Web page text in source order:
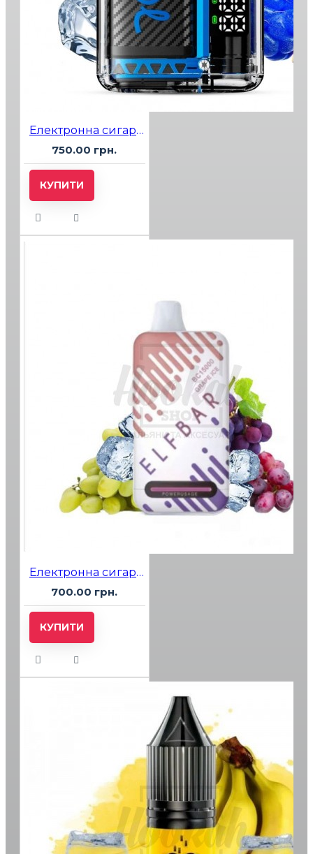
Електронна сигарета Vozol 20000 Blue Razz Ice (Блакитний Лимонад Лід)
750.00 грн.
КУПИТИ
Електронна сигарета Elf Bar BC15000 Grape Ice (Крижаний Виноград)
700.00 грн.
КУПИТИ